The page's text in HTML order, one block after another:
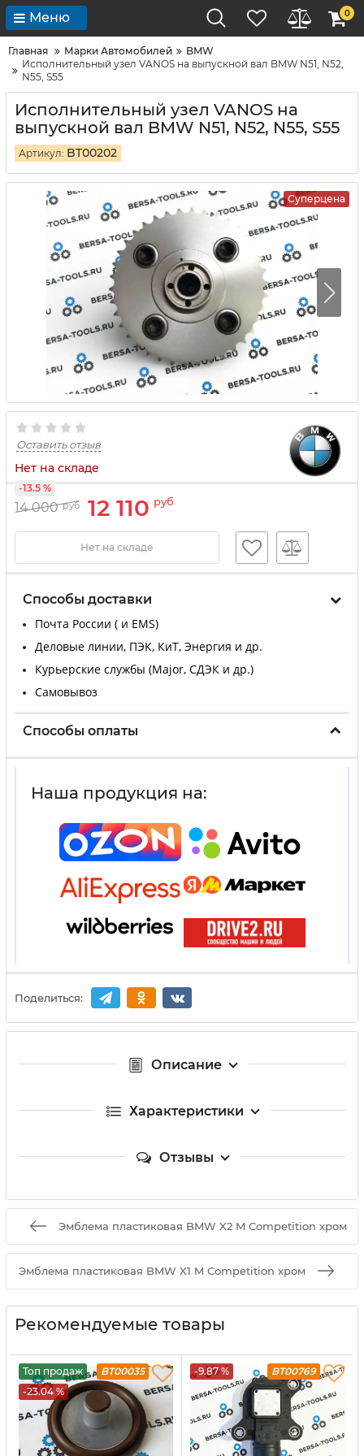
Меню 0
Главная Марки Автомобилей
BMW
Исполнительный узел VANOS на выпускной вал BMW N51, N52,
N55, S55
Исполнительный узел VANOS на
выпускной вал BMW N51, N52, N55, S55
Артикул: BT00202
Суперцена
Оставить отзыв
Нет на складе
14 000 руб 12 110 руб
-13.5 %
Нет на складе
Способы доставки
Почта России ( и EMS)
Деловые линии, ПЭК, КиТ, Энергия и др.
Курьерские службы (Major, СДЭК и др.)
Самовывоз
Способы оплаты
Наша продукция на:
Поделиться:
Описание
Характеристики
Отзывы
Эмблема пластиковая BMW X2 M Competition хром
Эмблема пластиковая BMW X1 M Competition хром
Рекомендуемые товары
Топ продаж
-23.04 %
BT00035 -9.87 % BT00769